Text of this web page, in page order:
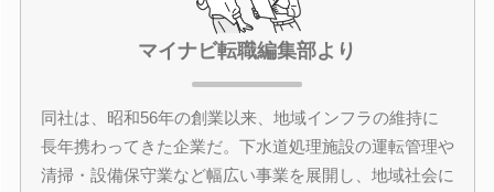
マイナビ転職編集部より
同社は、昭和56年の創業以来、地域インフラの維持に
長年携わってきた企業だ。下水道処理施設の運転管理や
清掃・設備保守業など幅広い事業を展開し、地域社会に